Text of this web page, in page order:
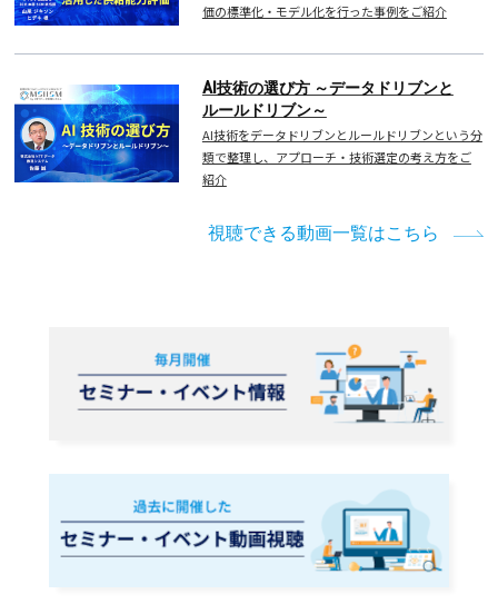
価の標準化・モデル化を行った事例をご紹介
AI技術の選び方 ～データドリブンと
ルールドリブン～
AI技術をデータドリブンとルールドリブンという分
類で整理し、アプローチ・技術選定の考え方をご
紹介
視聴できる動画一覧はこちら